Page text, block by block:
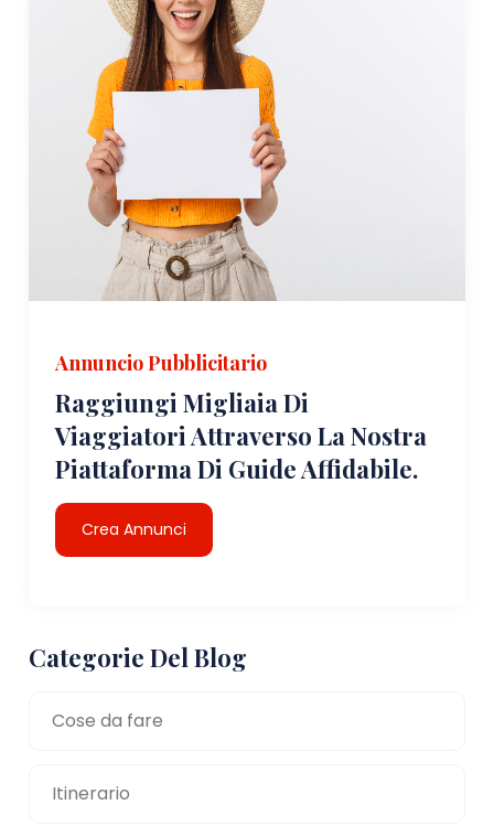
Annuncio Pubblicitario
Raggiungi Migliaia Di
Viaggiatori Attraverso La Nostra
Piattaforma Di Guide Affidabile.
Crea Annunci
Categorie Del Blog
Cose da fare
Itinerario